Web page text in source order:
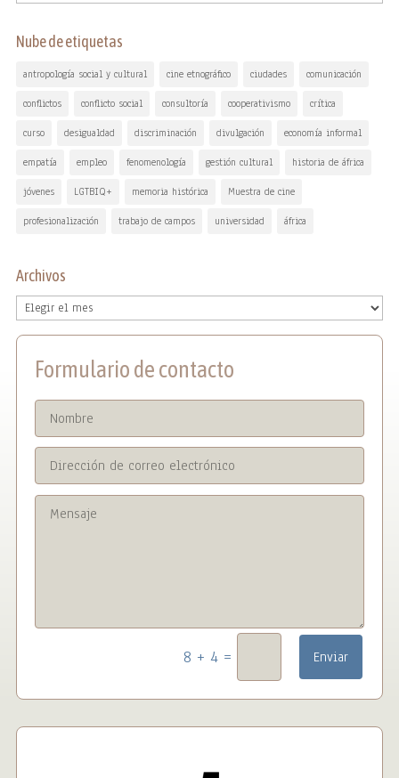
Nube de etiquetas
antropología social y cultural cine etnográfico ciudades comunicación
conflictos conflicto social consultoría cooperativismo crítica
curso desigualdad discriminación divulgación economía informal
empatía empleo fenomenología gestión cultural historia de áfrica
jóvenes LGTBIQ+ memoria histórica Muestra de cine
profesionalización trabajo de campos universidad áfrica
Archivos
Archivos
Formulario de contacto
8 + 4 = Enviar